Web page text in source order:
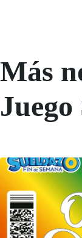
Más
Juego